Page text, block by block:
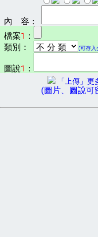
內 容：
檔案1 ：
類別：
(可存入
圖說1 ：
「上傳」更
(圖片、圖說可